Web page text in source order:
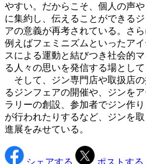
やすい。だからこそ、個人の声
に集約し、伝えることができる
アの意義が再考されている。さ
例えばフェミニズムといったア
スによる運動と結びつき社会的
る人々の思いを発信する場として
そして、ジン専門店や取扱店
るジンフェアの開催や、ジンを
ラリーの創設、参加者でジン作
が行われたりするなど、ジンを
進展をみせている。